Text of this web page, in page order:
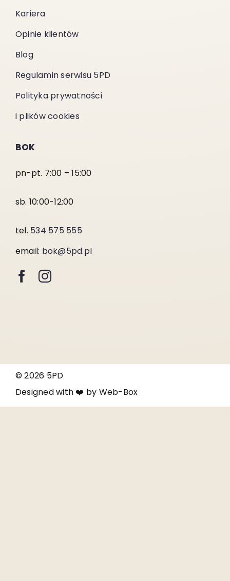
Kariera
Opinie klientów
Blog
Regulamin serwisu 5PD
Polityka prywatności
i plików cookies
BOK
pn-pt. 7:00 – 15:00
sb. 10:00-12:00
tel. 534 575 555
email: bok@5pd.pl
© 2026 5PD
Designed with ❤️ by Web-Box